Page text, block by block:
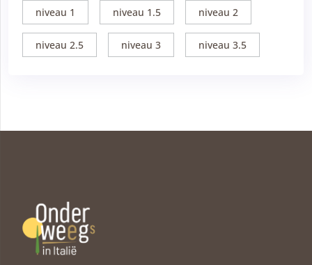
niveau 1 niveau 1.5 niveau 2
niveau 2.5 niveau 3 niveau 3.5